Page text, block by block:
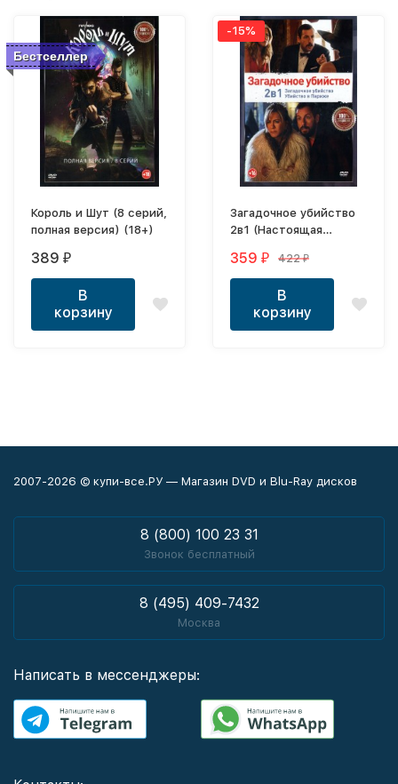
Бестселлер
Король и Шут (8 серий,
полная версия) (18+)
389 ₽
В
корзину
-15%
Загадочное убийство
2в1 (Настоящая
359 ₽ 422₽
В
корзину
2007-2026 © купи-все.РУ — Магазин DVD и Blu-Ray дисков
8 (800) 100 23 31
Звонок бесплатный
8 (495) 409-7432
Москва
Написать в мессенджеры: